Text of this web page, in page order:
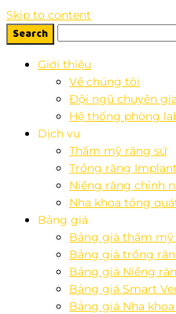
Skip to content
Giới thiệu
Về chúng tôi
Đội ngũ chuyên gia
Hệ thống phòng
Dịch vụ
Thẩm mỹ răng sứ
Trồng răng Implant
Niềng răng chỉnh
Nha khoa tổng
Bảng giá
Bảng giá thẩm mỹ
Bảng giá trồng
Bảng giá Niềng
Bảng giá Smart
Bảng giá Nha